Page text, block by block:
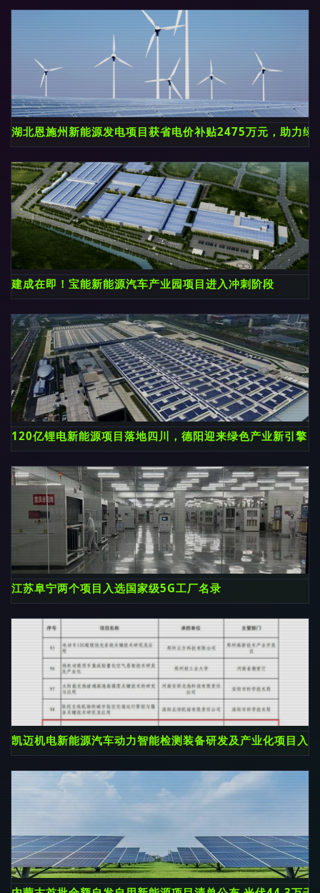
湖北恩施州新能源发电项目获省电价补贴2475万元，助力绿
建成在即！宝能新能源汽车产业园项目进入冲刺阶段
120亿锂电新能源项目落地四川，德阳迎来绿色产业新引擎
江苏阜宁两个项目入选国家级5G工厂名录
凯迈机电新能源汽车动力智能检测装备研发及产业化项目入